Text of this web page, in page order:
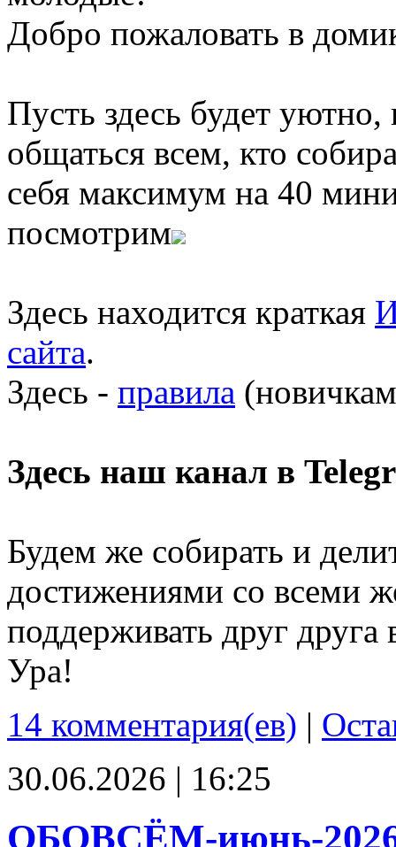
Добро пожаловать в
Пусть здесь будет
общаться всем, кто
себя максимум на 40
посмотрим
Здесь находится краткая
сайта.
Здесь - правила
Здесь наш канал в
Будем же собирать и
достижениями со всеми
поддерживать друг
Ура!
14 комментария(ев) |
30.06.2026 | 16:25
ОБОВСЁМ-июнь-